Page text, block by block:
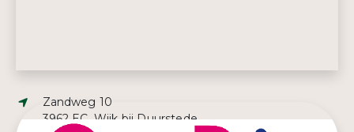
Adres:
Zandweg 10
3962 EC, Wijk bij Duurstede